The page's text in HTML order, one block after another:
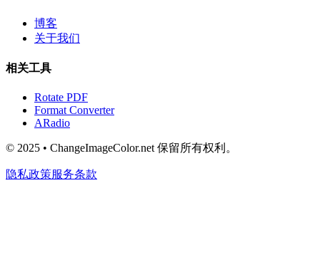
博客
关于我们
相关工具
Rotate PDF
Format Converter
ARadio
© 2025 • ChangeImageColor.net 保留所有权利。
隐私政策服务条款